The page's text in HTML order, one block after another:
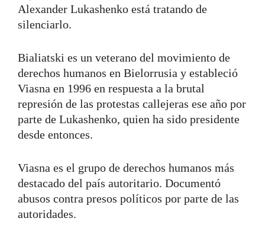
Alexander Lukashenko está tratando de
silenciarlo.
Bialiatski es un veterano del movimiento de
derechos humanos en Bielorrusia y estableció
Viasna en 1996 en respuesta a la brutal
represión de las protestas callejeras ese año por
parte de Lukashenko, quien ha sido presidente
desde entonces.
Viasna es el grupo de derechos humanos más
destacado del país autoritario. Documentó
abusos contra presos políticos por parte de las
autoridades.